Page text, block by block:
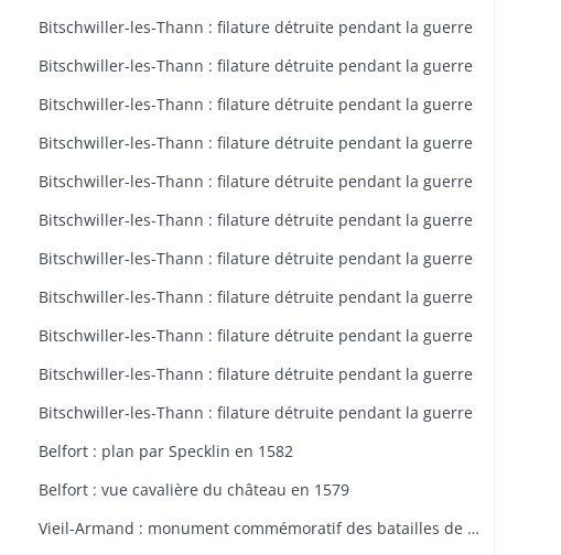
Bitschwiller-les-Thann : filature détruite pendant la guerre
Bitschwiller-les-Thann : filature détruite pendant la guerre
Bitschwiller-les-Thann : filature détruite pendant la guerre
Bitschwiller-les-Thann : filature détruite pendant la guerre
Bitschwiller-les-Thann : filature détruite pendant la guerre
Bitschwiller-les-Thann : filature détruite pendant la guerre
Bitschwiller-les-Thann : filature détruite pendant la guerre
Bitschwiller-les-Thann : filature détruite pendant la guerre
Bitschwiller-les-Thann : filature détruite pendant la guerre
Bitschwiller-les-Thann : filature détruite pendant la guerre
Bitschwiller-les-Thann : filature détruite pendant la guerre
Belfort : plan par Specklin en 1582
Belfort : vue cavalière du château en 1579
Vieil-Armand : monument commémoratif des batailles de la 1ère guerre mondiale